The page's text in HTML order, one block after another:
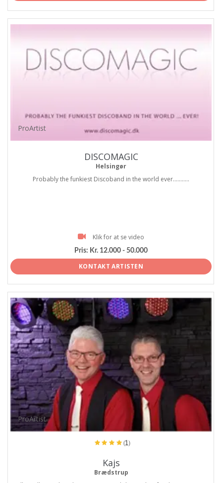
ProArtist
DISCOMAGIC
Helsingør
Probably the funkiest Discoband in the world ever...........
Klik for at se video
Pris: Kr. 12.000 - 50.000
KONTAKT ARTISTEN
ProArtist
(1)
Kajs
Brædstrup